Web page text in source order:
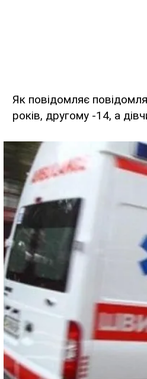
Як повідомляє
років, другому -14, а